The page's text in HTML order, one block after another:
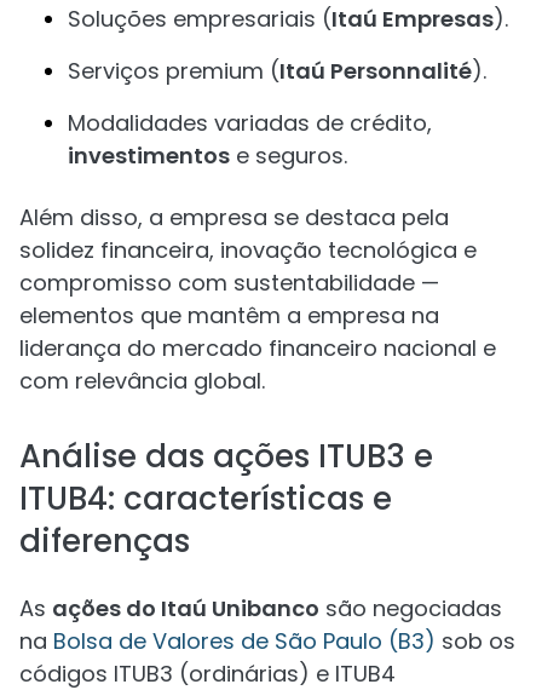
Soluções empresariais (Itaú Empresas).
Serviços premium (Itaú Personnalité).
Modalidades variadas de crédito,
investimentos e seguros.
Além disso, a empresa se destaca pela
solidez financeira, inovação tecnológica e
compromisso com sustentabilidade —
elementos que mantêm a empresa na
liderança do mercado financeiro nacional e
com relevância global.
Análise das ações ITUB3 e
ITUB4: características e
diferenças
As ações do Itaú Unibanco são negociadas
na Bolsa de Valores de São Paulo (B3) sob os
códigos ITUB3 (ordinárias) e ITUB4